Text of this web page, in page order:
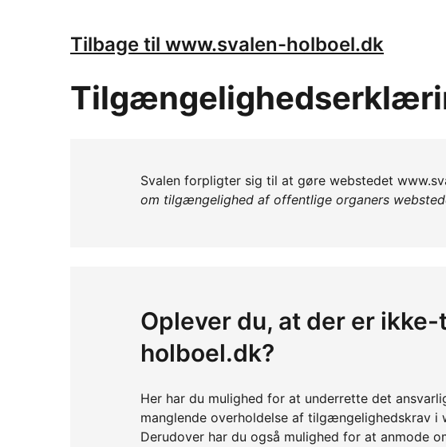
Tilbage til www.svalen-holboel.dk
Svalen forpligter sig til at gøre webstedet
om tilgængelighed af offentlige organers
Oplever du, at der er
holboel.dk?
Her har du mulighed for at underrette det
manglende overholdelse af tilgængelighedskrav i
Derudover har du også mulighed for at anmode